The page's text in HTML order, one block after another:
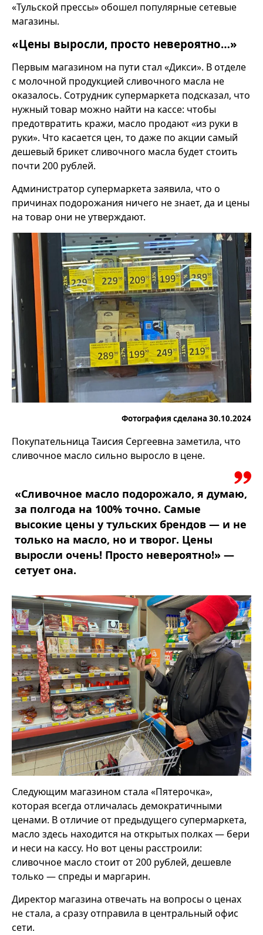
«Тульской прессы» обошел популярные сетевые
магазины.
«Цены выросли, просто невероятно…»
Первым магазином на пути стал «Дикси». В отделе
с молочной продукцией сливочного масла не
оказалось. Сотрудник супермаркета подсказал, что
нужный товар можно найти на кассе: чтобы
предотвратить кражи, масло продают «из руки в
руки». Что касается цен, то даже по акции самый
дешевый брикет сливочного масла будет стоить
почти 200 рублей.
Администратор супермаркета заявила, что о
причинах подорожания ничего не знает, да и цены
на товар они не утверждают.
Фотография сделана 30.10.2024
Покупательница Таисия Сергеевна заметила, что
сливочное масло сильно выросло в цене.
«Сливочное масло подорожало, я думаю,
за полгода на 100% точно. Самые
высокие цены у тульских брендов — и не
только на масло, но и творог. Цены
выросли очень! Просто невероятно!» —
сетует она.
Следующим магазином стала «Пятерочка»,
которая всегда отличалась демократичными
ценами. В отличие от предыдущего супермаркета,
масло здесь находится на открытых полках — бери
и неси на кассу. Но вот цены расстроили:
сливочное масло стоит от 200 рублей, дешевле
только — спреды и маргарин.
Директор магазина отвечать на вопросы о ценах
не стала, а сразу отправила в центральный офис
сети.